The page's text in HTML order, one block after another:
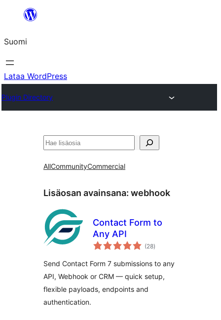
Suomi
Lataa WordPress
Plugin Directory
Etsi
AllCommunityCommercial
Lisäosan avainsana: webhook
Contact Form to
Any API
(28arvosanat
yhteensä
)
Send Contact Form 7 submissions to any
API, Webhook or CRM — quick setup,
flexible payloads, endpoints and
authentication.